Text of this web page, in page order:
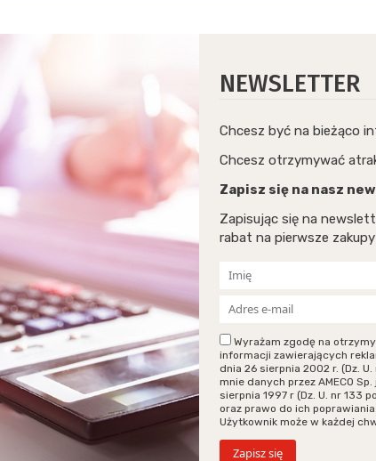
NEWSLETTER
Chcesz być na bieżąco
Chcesz otrzymywać
Zapisz się na nasz
Zapisując się na
rabat na pierwsze
Wyrażam zgodę na
informacji zawierających
dnia 26 sierpnia 2002 r. (Dz.
mnie danych przez AMECO
sierpnia 1997 r (Dz. U. nr 133
oraz prawo do ich
Użytkownik może w każdej